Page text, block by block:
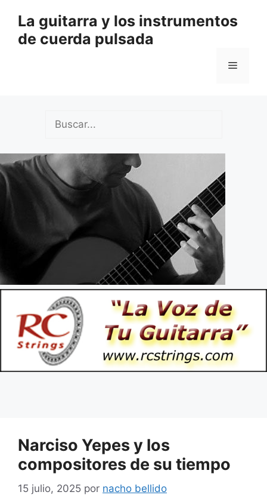
contenido
La guitarra y los instrumentos
de cuerda pulsada
Menú
Narciso Yepes y los
compositores de su tiempo
15 julio, 2025 por nacho bellido